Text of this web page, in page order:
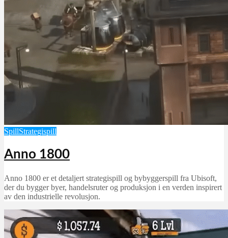
SpillStrategispill
Anno 1800
Anno 1800 er et detaljert strategispill og bybyggerspill fra Ubisoft,
der du bygger byer, handelsruter og produksjon i en verden inspirert
av den industrielle revolusjon.